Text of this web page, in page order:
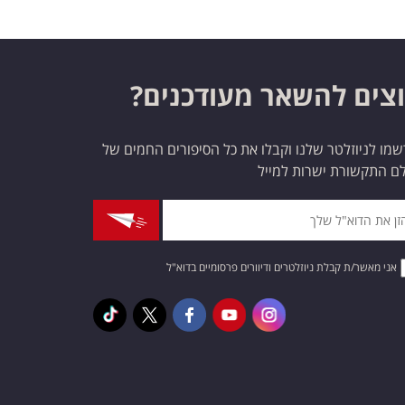
להשאר מעודכנים?
לניוזלטר שלנו וקבלו את כל הסיפורים החמים של
התקשורת ישרות למייל
אני מאשר/ת קבלת ניוזלטרים ודיוורים פרסומיים בדוא"ל